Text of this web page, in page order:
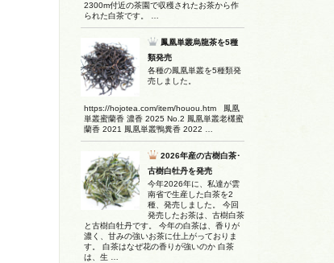
2300m付近の茶園で収穫されたお茶から作
られた白茶です。 …
鳳凰単叢烏龍茶を5種
類発売
各種の鳳凰単叢を5種類発
売しました。
https://hojotea.com/item/houou.htm 鳳凰
単叢蜜蘭香 濃香 2025 No.2 鳳凰単叢老欉蜜
蘭香 2021 鳳凰単叢鴨糞香 2022 …
2026年産の古樹白茶･
古樹白牡丹を発売
今年2026年に、私達が雲
南省で生産した白茶を2
種、発売しました。 今回
発売したお茶は、古樹白茶
と古樹白牡丹です。 今年の白茶は、香りが
濃く、甘みの強いお茶に仕上がっておりま
す。 白茶はなぜ花の香りが強いのか 白茶
は、生 …